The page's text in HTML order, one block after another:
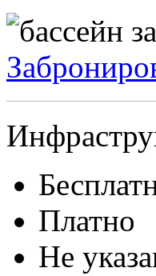
Платно
Не